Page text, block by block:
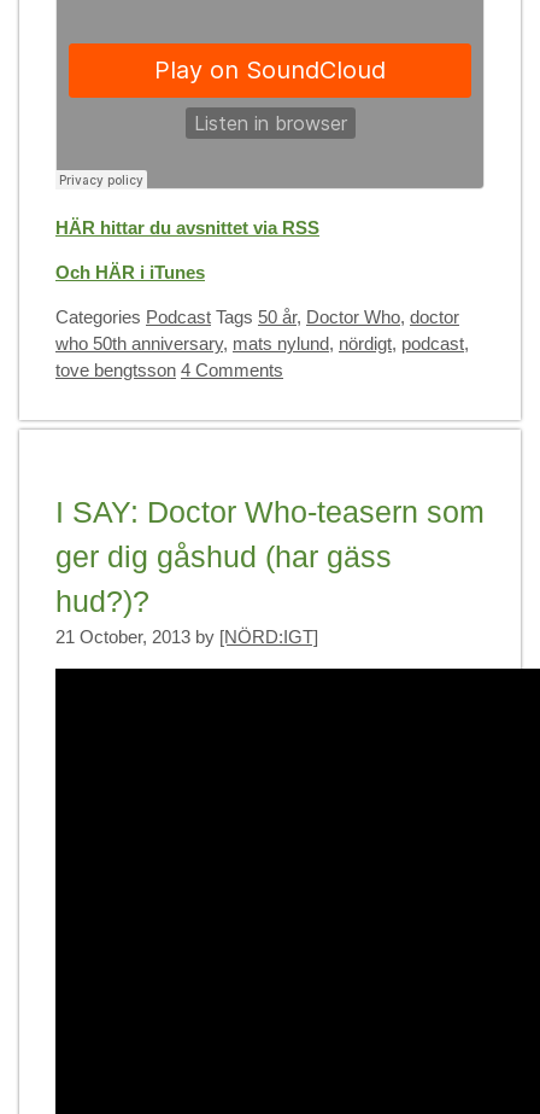
HÄR hittar du avsnittet via RSS
Och HÄR i iTunes
Categories Podcast Tags 50 år, Doctor Who, doctor
who 50th anniversary, mats nylund, nördigt, podcast,
tove bengtsson 4 Comments
I SAY: Doctor Who-teasern som
ger dig gåshud (har gäss
hud?)?
21 October, 2013 by [NÖRD:IGT]